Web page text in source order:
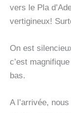
vers le Pla
vertigineux!
On est
c’est
bas.
A l’arrivée,